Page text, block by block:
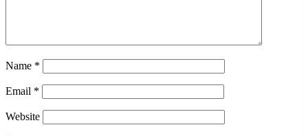
Name *
Email *
Website